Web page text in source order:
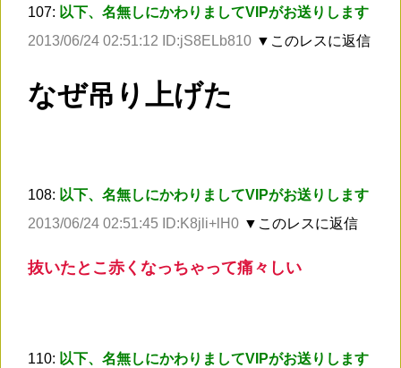
107: 以下、名無しにかわりましてVIPがお送りします
2013/06/24 02:51:12 ID:jS8ELb810 ▼このレスに返信
なぜ吊り上げた
108: 以下、名無しにかわりましてVIPがお送りします
2013/06/24 02:51:45 ID:K8jli+lH0 ▼このレスに返信
抜いたとこ赤くなっちゃって痛々しい
110: 以下、名無しにかわりましてVIPがお送りします